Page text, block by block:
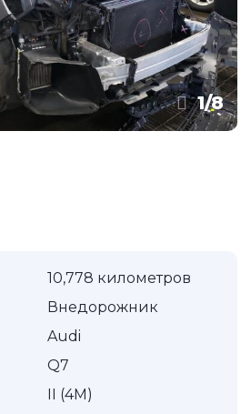
1/8
10,778 километров
Внедорожник
Audi
Q7
II (4M)